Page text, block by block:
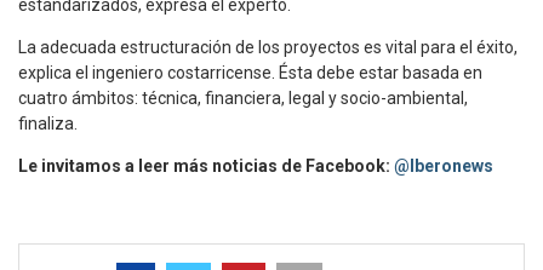
estandarizados, expresa el experto.
La adecuada estructuración de los proyectos es vital para el éxito,
explica el ingeniero costarricense. Ésta debe estar basada en
cuatro ámbitos: técnica, financiera, legal y socio-ambiental,
finaliza.
Le invitamos a leer más noticias de Facebook: @Iberonews